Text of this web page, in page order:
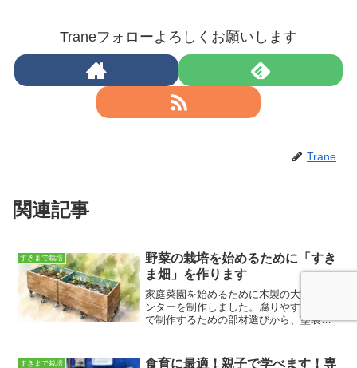
Traneフォローよろしくお願いします
Trane
関連記事
すきまで栽培
野菜の栽培を始めるために「すき
ま畑」を作ります
家庭菜園を始めるために木製の大型プラ
ンターを制作しました。腐りやすい木製
で制作するための部材選びから、塗装、
りを学んでいきたい思います。
すきまで栽培 食育に最適！親子で学べます！専